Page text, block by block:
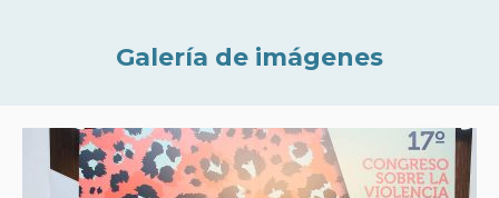
Galería de imágenes